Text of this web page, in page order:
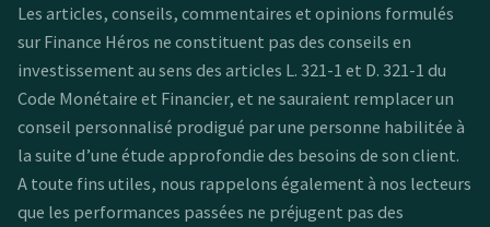
Les articles, conseils, commentaires et opinions formulés
sur Finance Héros ne constituent pas des conseils en
investissement au sens des articles L. 321-1 et D. 321-1 du
Code Monétaire et Financier, et ne sauraient remplacer un
conseil personnalisé prodigué par une personne habilitée à
la suite d’une étude approfondie des besoins de son client.
A toute fins utiles, nous rappelons également à nos lecteurs
que les performances passées ne préjugent pas des